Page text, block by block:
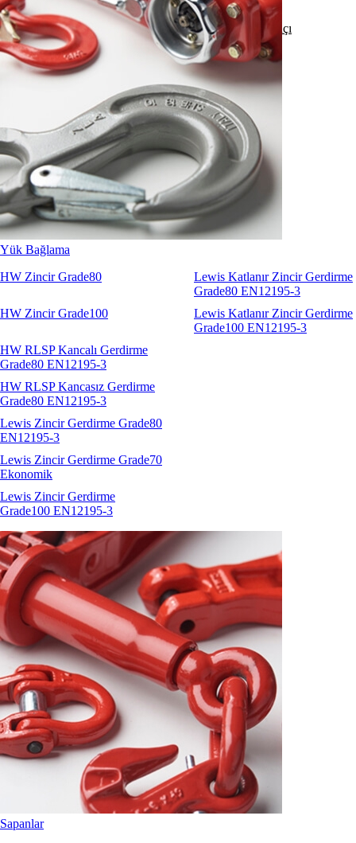
Yük Bağlama
HW Zincir Grade80
HW Zincir Grade100
HW RLSP Kancalı Gerdirme
Grade80 EN12195-3
HW RLSP Kancasız Gerdirme
Grade80 EN12195-3
Lewis Zincir Gerdirme Grade80
EN12195-3
Lewis Zincir Gerdirme Grade70
Ekonomik
Lewis Zincir Gerdirme
Grade100 EN12195-3
Lewis Katlanır Zincir Gerdirme
Grade80 EN12195-3
Lewis Katlanır Zincir Gerdirme
Grade100 EN12195-3
Sapanlar
Bağlantı noktaları
Caraskal / Zincirli Çektirme / Şaryo / Kiriş Kıskaçı
Yük Bağlama
Sapanlar
Terrier
RopeBlock
Nemag
Talurit